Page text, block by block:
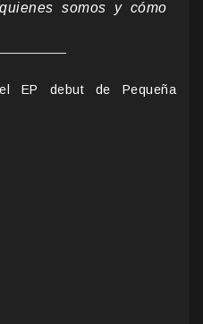
somos y cómo
EP debut de Pequeña